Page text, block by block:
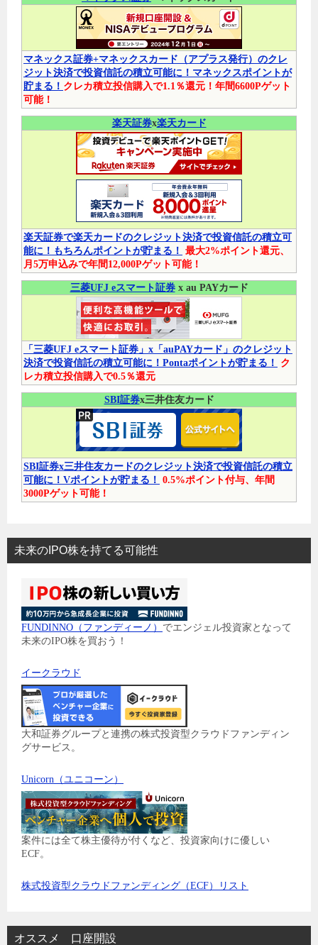
マネックス証券+マネックスカード（アプラス発行）のクレ
ジット決済で投資信託の積立可能に！マネックスポイントが
貯まる！ クレカ積立投信購入で1.1％還元！年間6600Pゲット
可能！
楽天証券x楽天カード
楽天証券で楽天カードのクレジット決済で投資信託の積立可
能に！もちろんポイントが貯まる！ 最大2%ポイント還元、
月5万申込みで年間12,000Pゲット可能！
三菱UFJ eスマート証券x au PAYカード
「三菱UFJ eスマート証券」x「auPAYカード」のクレジット
決済で投資信託の積立可能に！Pontaポイントが貯まる！
ク
レカ積立投信購入で0.5％還元
SBI証券x三井住友カード
SBI証券x三井住友カードのクレジット決済で投資信託の積立
可能に！Vポイントが貯まる！ 0.5%ポイント付与、年間
3000Pゲット可能！
未来のIPO株を持てる可能性
FUNDINNO（ファンディーノ） でエンジェル投資家となって
未来のIPO株を買おう！
イークラウド
大和証券グループと連携の株式投資型クラウドファンディン
グサービス。
Unicorn（ユニコーン）
案件には全て株主優待が付くなど、投資家向けに優しい
ECF。
株式投資型クラウドファンディング（ECF）リスト
オススメ 口座開設